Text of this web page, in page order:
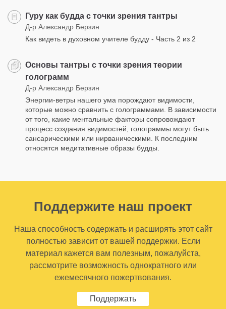
Гуру как будда с точки зрения тантры
Д-р Александр Берзин
Как видеть в духовном учителе будду - Часть 2 из 2
Основы тантры с точки зрения теории
голограмм
Д-р Александр Берзин
Энергии-ветры нашего ума порождают видимости,
которые можно сравнить с голограммами. В зависимости
от того, какие ментальные факторы сопровождают
процесс создания видимостей, голограммы могут быть
сансарическими или нирваническими. К последним
относятся медитативные образы будды.
Поддержите наш проект
Наша способность содержать и расширять этот сайт
полностью зависит от вашей поддержки. Если
материал кажется вам полезным, пожалуйста,
рассмотрите возможность однократного или
ежемесячного пожертвования.
Поддержать